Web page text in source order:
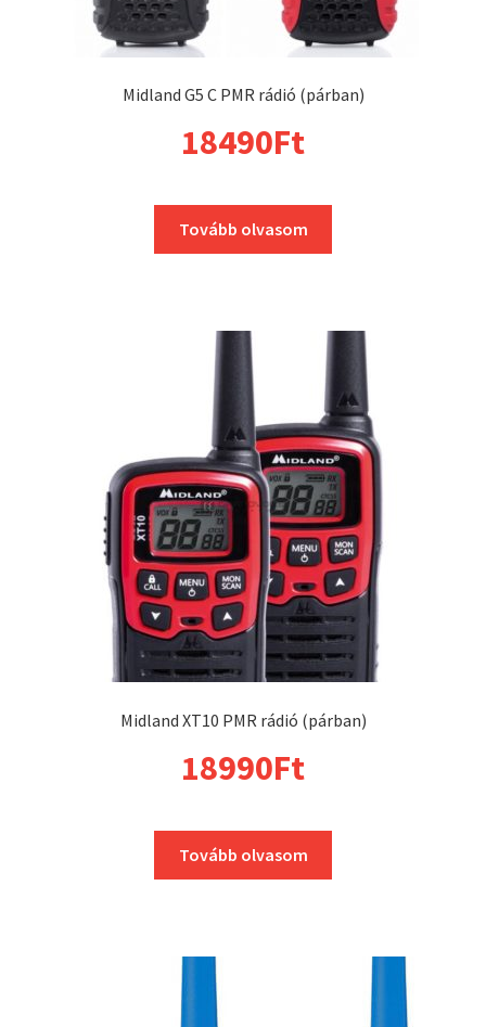
Midland G5 C PMR rádió (párban)
18490Ft
Tovább olvasom
Midland XT10 PMR rádió (párban)
18990Ft
Tovább olvasom